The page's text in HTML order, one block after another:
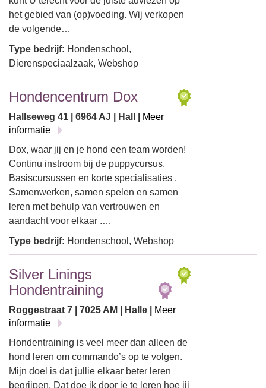
het gebied van (op)voeding. Wij verkopen
de volgende…
Type bedrijf: Hondenschool,
Dierenspeciaalzaak, Webshop
Hondencentrum Dox
Hallseweg 41 | 6964 AJ | Hall |
Meer
informatie
Dox, waar jij en je hond een team worden!
Continu instroom bij de puppycursus.
Basiscursussen en korte specialisaties .
Samenwerken, samen spelen en samen
leren met behulp van vertrouwen en
aandacht voor elkaar .…
Type bedrijf: Hondenschool, Webshop
Silver Linings
Hondentraining
Roggestraat 7 | 7025 AM | Halle |
Meer
informatie
Hondentraining is veel meer dan alleen de
hond leren om commando’s op te volgen.
Mijn doel is dat jullie elkaar beter leren
begrijpen. Dat doe ik door je te leren hoe jij